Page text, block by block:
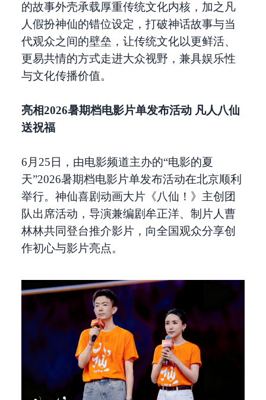
的故事外壳承载厚重传统文化内核，加之凡
人假扮神仙的错位设定，打破神话故事与当
代观众之间的壁垒，让传统文化以更鲜活、
更易共情的方式走进大众视野，兼具娱乐性
与文化传播价值。
亮相2026暑期档电影片单发布活动 凡人八仙
送祝福
6月25日，由电影频道主办的“电影的夏
天”2026暑期档电影片单发布活动在北京顺利
举行。神仙喜剧动画大片《八仙！》主创团
队出席活动，导演兼编剧牟正洋、制片人曹
林林共同登台推介影片，向全国观众分享创
作初心与影片亮点。